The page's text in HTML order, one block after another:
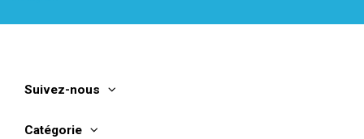
Catégorie
Suivez-nous